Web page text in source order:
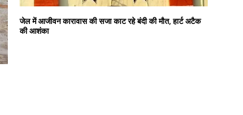
जेल में आजीवन कारावास की सजा काट रहे बंदी की मौत, हार्ट अटैक
की आशंका